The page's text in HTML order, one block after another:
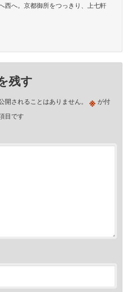
西へ。京都御所をつっきり、上七軒
残す
開されることはありません。 ※ が付
目です